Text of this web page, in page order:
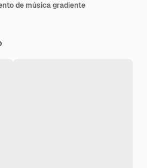
de música gradiente